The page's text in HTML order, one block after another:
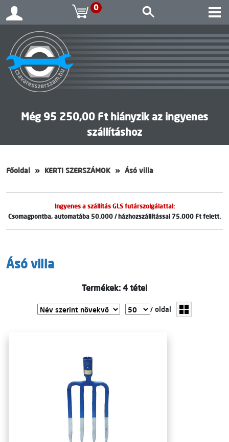
0
Még 95 250,00 Ft hiányzik az ingyenes
szállításhoz
Főoldal KERTI SZERSZÁMOK Ásó villa
Ingyenes a szállítás GLS futárszolgálattal:
Csomagpontba, automatába 50.000 / házhozszállítással 75.000 Ft felett.
Ásó villa
Termékek: 4 tétel
/ oldal